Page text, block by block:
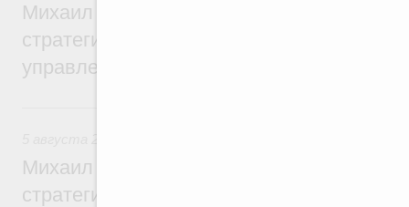
Михаил Мишустин дал поручения по
стратегической сессии о
управления научно-технологическим
Михаил Мишустин дал поручения по
стратегической сессии, посвящённой